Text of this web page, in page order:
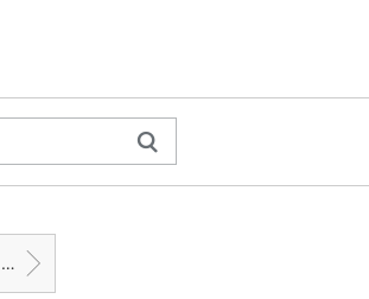
【動画】ゼロゼロワンダフルと００４１国際電話普及に貢献